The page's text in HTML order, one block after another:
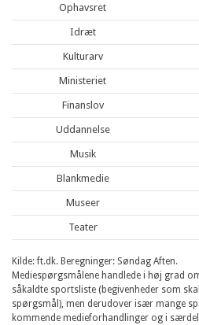
Ophavsret
Idræt
Kulturarv
Ministeriet
Finanslov
Uddannelse
Musik
Blankmedie
Museer
Teater
Kilde: ft.dk. Beregninger: Søndag Aften.
Mediespørgsmålene handlede i høj grad
såkaldte sportsliste (begivenheder som
spørgsmål), men derudover især mange
kommende medieforhandlinger og i